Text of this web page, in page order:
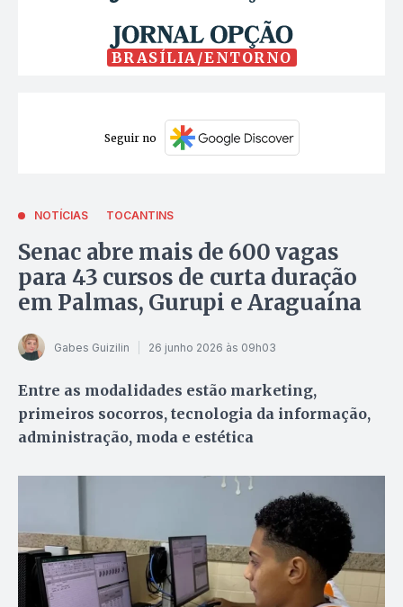
BRASÍLIA/ENTORNO
Seguir no
NOTÍCIAS TOCANTINS
Senac abre mais de 600 vagas
para 43 cursos de curta duração
em Palmas, Gurupi e Araguaína
Gabes Guizilin 26 junho 2026 às 09h03
Entre as modalidades estão marketing,
primeiros socorros, tecnologia da informação,
administração, moda e estética